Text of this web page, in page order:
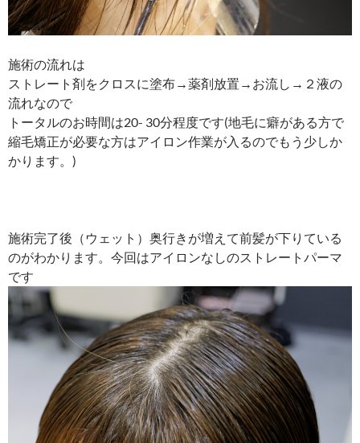
施術の流れは
ストレート剤をクロスに塗布→薬剤放置→お流し→２液の
流れなので
トータルのお時間は20- 30分程度です(地毛に癖がある方で
縮毛矯正が必要な方はアイロン作業が入るのでもう少しか
かります。)
施術完了後（ウェット）奥行きが増えて前髪が下りている
のがわかります。今回はアイロンなしのストレートパーマ
です